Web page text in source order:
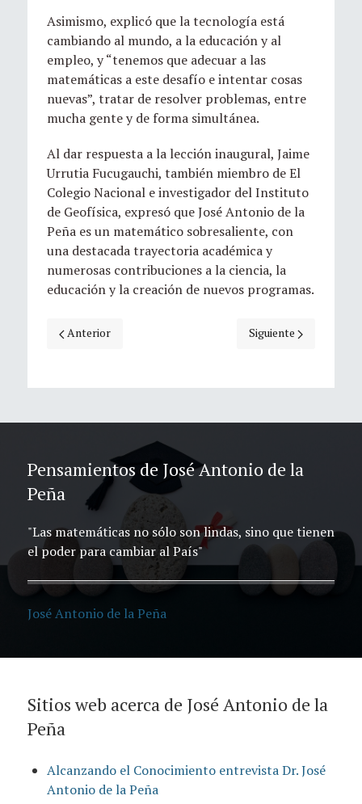
Asimismo, explicó que la tecnología está
cambiando al mundo, a la educación y al
empleo, y “tenemos que adecuar a las
matemáticas a este desafío e intentar cosas
nuevas”, tratar de resolver problemas, entre
mucha gente y de forma simultánea.
Al dar respuesta a la lección inaugural, Jaime
Urrutia Fucugauchi, también miembro de El
Colegio Nacional e investigador del Instituto
de Geofísica, expresó que José Antonio de la
Peña es un matemático sobresaliente, con
una destacada trayectoria académica y
numerosas contribuciones a la ciencia, la
educación y la creación de nuevos programas.
Artículo anterior: José Antonio de la Peña ingresará a El
Anterior Artículo siguiente:
Siguiente
Pensamientos de José Antonio de la
Peña
"Las matemáticas no sólo son lindas, sino que tienen
el poder para cambiar al País"
José Antonio de la Peña
Sitios web acerca de José Antonio de la
Peña
Alcanzando el Conocimiento entrevista Dr. José
Antonio de la Peña